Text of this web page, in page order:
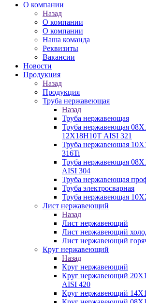
О компании
Назад
О компании
О компании
Наша команда
Реквизиты
Вакансии
Новости
Продукция
Назад
Продукция
Труба нержавеющая
Назад
Труба нержавеющая
Труба нержавеющая
12Х18Н10Т AISI 321
Труба нержавеющая
316Ti
Труба нержавеющая
AISI 304
Труба нержавеющая
Труба электросварная
Труба нержавеющая
Лист нержавеющий
Назад
Лист нержавеющий
Лист нержавеющий
Лист нержавеющий
Круг нержавеющий
Назад
Круг нержавеющий
Круг нержавеющий
AISI 420
Круг нержавеющий